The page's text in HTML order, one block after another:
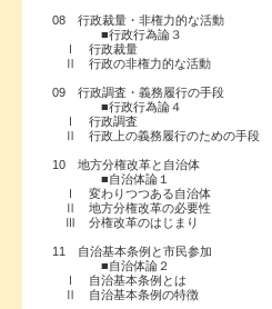
08 行政裁量・非権力的な活動
■行政行為論３
Ⅰ 行政裁量
Ⅱ 行政の非権力的な活動
09 行政調査・義務履行の手段
■行政行為論４
Ⅰ 行政調査
Ⅱ 行政上の義務履行のための手段
10 地方分権改革と自治体
■自治体論１
Ⅰ 変わりつつある自治体
Ⅱ 地方分権改革の必要性
Ⅲ 分権改革のはじまり
11 自治基本条例と市民参加
■自治体論２
Ⅰ 自治基本条例とは
Ⅱ 自治基本条例の特徴